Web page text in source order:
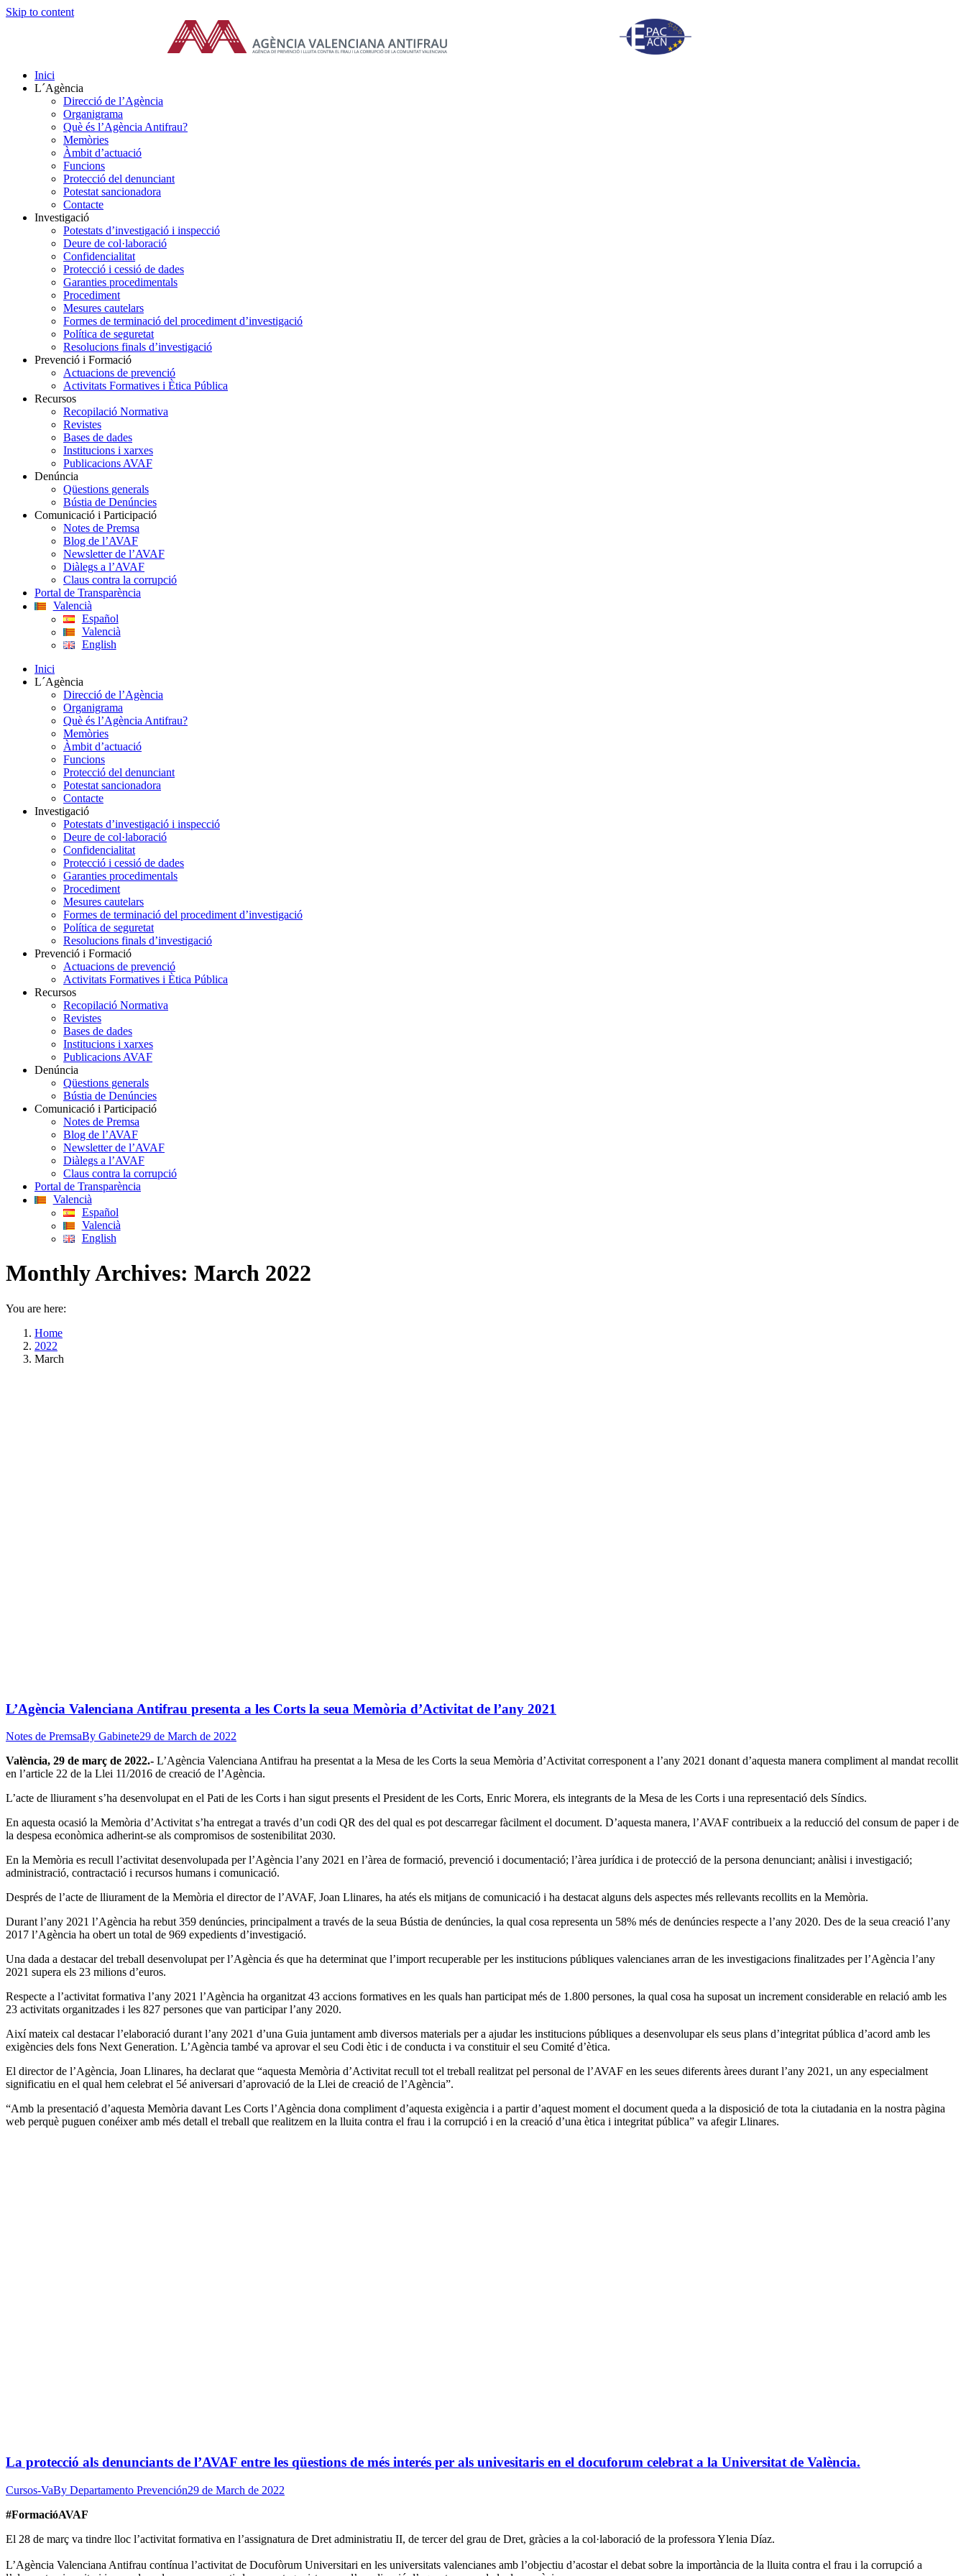
Skip to content
Inici
L´Agència
Direcció de l’Agència
Organigrama
Què és l’Agència Antifrau?
Memòries
Àmbit d’actuació
Funcions
Protecció del denunciant
Potestat sancionadora
Contacte
Investigació
Potestats d’investigació i inspecció
Deure de col·laboració
Confidencialitat
Protecció i cessió de dades
Garanties procedimentals
Procediment
Mesures cautelars
Formes de terminació del procediment d’investigació
Política de seguretat
Resolucions finals d’investigació
Prevenció i Formació
Actuacions de prevenció
Activitats Formatives i Ètica Pública
Recursos
Recopilació Normativa
Revistes
Bases de dades
Institucions i xarxes
Publicacions AVAF
Denúncia
Qüestions generals
Bústia de Denúncies
Comunicació i Participació
Notes de Premsa
Blog de l’AVAF
Newsletter de l’AVAF
Diàlegs a l’AVAF
Claus contra la corrupció
Portal de Transparència
Valencià
Español
Valencià
English
Inici
L´Agència
Direcció de l’Agència
Organigrama
Què és l’Agència Antifrau?
Memòries
Àmbit d’actuació
Funcions
Protecció del denunciant
Potestat sancionadora
Contacte
Investigació
Potestats d’investigació i inspecció
Deure de col·laboració
Confidencialitat
Protecció i cessió de dades
Garanties procedimentals
Procediment
Mesures cautelars
Formes de terminació del procediment d’investigació
Política de seguretat
Resolucions finals d’investigació
Prevenció i Formació
Actuacions de prevenció
Activitats Formatives i Ètica Pública
Recursos
Recopilació Normativa
Revistes
Bases de dades
Institucions i xarxes
Publicacions AVAF
Denúncia
Qüestions generals
Bústia de Denúncies
Comunicació i Participació
Notes de Premsa
Blog de l’AVAF
Newsletter de l’AVAF
Diàlegs a l’AVAF
Claus contra la corrupció
Portal de Transparència
Valencià
Español
Valencià
English
Monthly Archives: March 2022
You are here:
Home
2022
March
L’Agència Valenciana Antifrau presenta a les Corts la seua Memòria d’Activitat de l’any 2021
Notes de PremsaBy Gabinete29 de March de 2022
València, 29 de març de 2022.- L’Agència Valenciana Antifrau ha presentat a la Mesa de les Corts la seua Memòria d’Activitat corresponent a l’any 2021 donant d’aquesta manera compliment al mandat recollit
en l’article 22 de la Llei 11/2016 de creació de l’Agència.
L’acte de lliurament s’ha desenvolupat en el Pati de les Corts i han sigut presents el President de les Corts, Enric Morera, els integrants de la Mesa de les Corts i una representació dels Síndics.
En aquesta ocasió la Memòria d’Activitat s’ha entregat a través d’un codi QR des del qual es pot descarregar fàcilment el document. D’aquesta manera, l’AVAF contribueix a la reducció del consum de paper i de
la despesa econòmica adherint-se als compromisos de sostenibilitat 2030.
En la Memòria es recull l’activitat desenvolupada per l’Agència l’any 2021 en l’àrea de formació, prevenció i documentació; l’àrea jurídica i de protecció de la persona denunciant; anàlisi i investigació;
administració, contractació i recursos humans i comunicació.
Després de l’acte de lliurament de la Memòria el director de l’AVAF, Joan Llinares, ha atés els mitjans de comunicació i ha destacat alguns dels aspectes més rellevants recollits en la Memòria.
Durant l’any 2021 l’Agència ha rebut 359 denúncies, principalment a través de la seua Bústia de denúncies, la qual cosa representa un 58% més de denúncies respecte a l’any 2020. Des de la seua creació l’any
2017 l’Agència ha obert un total de 969 expedients d’investigació.
Una dada a destacar del treball desenvolupat per l’Agència és que ha determinat que l’import recuperable per les institucions públiques valencianes arran de les investigacions finalitzades per l’Agència l’any
2021 supera els 23 milions d’euros.
Respecte a l’activitat formativa l’any 2021 l’Agència ha organitzat 43 accions formatives en les quals han participat més de 1.800 persones, la qual cosa ha suposat un increment considerable en relació amb les
23 activitats organitzades i les 827 persones que van participar l’any 2020.
Així mateix cal destacar l’elaboració durant l’any 2021 d’una Guia juntament amb diversos materials per a ajudar les institucions públiques a desenvolupar els seus plans d’integritat pública d’acord amb les
exigències dels fons Next Generation. L’Agència també va aprovar el seu Codi ètic i de conducta i va constituir el seu Comité d’ètica.
El director de l’Agència, Joan Llinares, ha declarat que “aquesta Memòria d’Activitat recull tot el treball realitzat pel personal de l’AVAF en les seues diferents àrees durant l’any 2021, un any especialment
significatiu en el qual hem celebrat el 5é aniversari d’aprovació de la Llei de creació de l’Agència”.
“Amb la presentació d’aquesta Memòria davant Les Corts l’Agència dona compliment d’aquesta exigència i a partir d’aquest moment el document queda a la disposició de tota la ciutadania en la nostra pàgina
web perquè puguen conéixer amb més detall el treball que realitzem en la lluita contra el frau i la corrupció i en la creació d’una ètica i integritat pública” va afegir Llinares.
La protecció als denunciants de l’AVAF entre les qüestions de més interés per als univesitaris en el docuforum celebrat a la Universitat de València.
Cursos-VaBy Departamento Prevención29 de March de 2022
#FormacióAVAF
El 28 de març va tindre lloc l’activitat formativa en l’assignatura de Dret administratiu II, de tercer del grau de Dret, gràcies a la col·laboració de la professora Ylenia Díaz.
L’Agència Valenciana Antifrau contínua l’activitat de Docufòrum Universitari en les universitats valencianes amb l’objectiu d’acostar el debat sobre la importància de la lluita contra el frau i la corrupció a